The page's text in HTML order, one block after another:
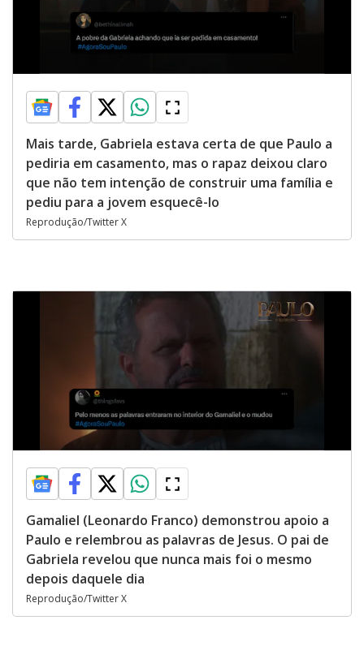
Mais tarde, Gabriela estava certa de que Paulo a
pediria em casamento, mas o rapaz deixou claro
que não tem intenção de construir uma família e
pediu para a jovem esquecê-lo
Reprodução/Twitter X
Gamaliel (Leonardo Franco) demonstrou apoio a
Paulo e relembrou as palavras de Jesus. O pai de
Gabriela revelou que nunca mais foi o mesmo
depois daquele dia
Reprodução/Twitter X